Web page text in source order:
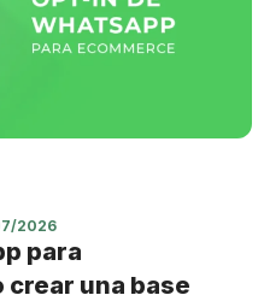
2026
para
una base